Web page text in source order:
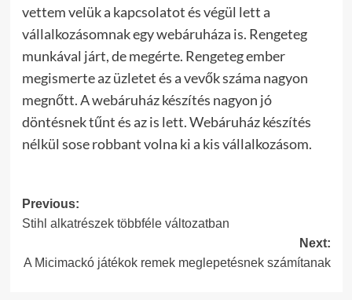
vettem velük a kapcsolatot és végül lett a
vállalkozásomnak egy webáruháza is. Rengeteg
munkával járt, de megérte. Rengeteg ember
megismerte az üzletet és a vevők száma nagyon
megnőtt. A webáruház készítés nagyon jó
döntésnek tűnt és az is lett. Webáruház készítés
nélkül sose robbant volna ki a kis vállalkozásom.
Post
navigation
Previous:
Stihl alkatrészek többféle változatban
Next:
A Micimackó játékok remek meglepetésnek számítanak